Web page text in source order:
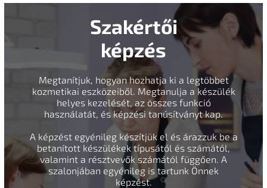
Szakértői
képzés
Megtanítjuk, hogyan hozhatja ki a legtöbbet
kozmetikai eszközeiből. Megtanulja a készülék
helyes kezelését, az összes funkció
használatát, és képzési tanúsítványt kap.
A képzést egyénileg készítjük el és árazzuk be a
betanított készülékek típusától és számától,
valamint a résztvevők számától függően. A
szalonjában egyénileg is tartunk Önnek
képzést.